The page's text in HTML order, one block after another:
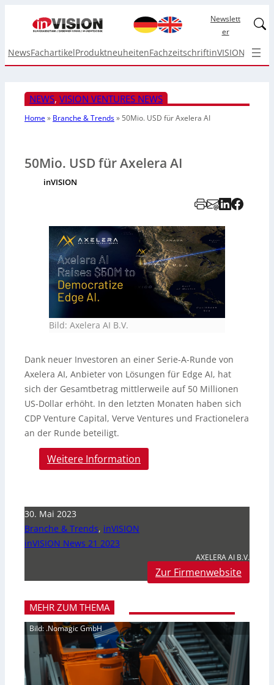
Newslett
er
NewsFachartikelProduktneuheitenFachzeitschriftinVISION Top
NEWS, VISION VENTURES NEWS
Home» Branche & Trends» 50Mio. USD für Axelera AI
50Mio. USD für Axelera AI
inVISION
Bild: Axelera AI B.V.
Dank neuer Investoren an einer Serie-A-Runde von
Axelera AI, Anbieter von Lösungen für Edge AI, hat
sich der Gesamtbetrag mittlerweile auf 50 Millionen
US-Dollar erhöht. In den letzten Monaten haben sich
CDP Venture Capital, Verve Ventures und Fractionelera
an der Runde beteiligt.
Weitere Information
30. Mai 2023
Branche & Trends, inVISION
inVISION News 21 2023
AXELERA AI B.V.
Zur Firmenwebsite
MEHR ZUM THEMA
Bild: .Nomagic GmbH